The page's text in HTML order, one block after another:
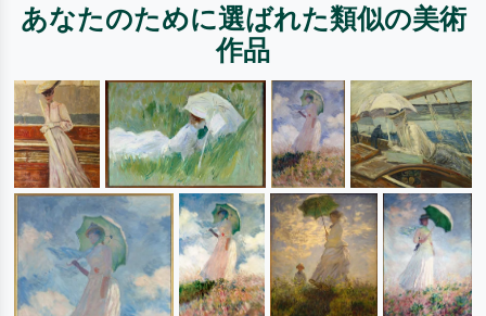
あなたのために選ばれた類似の美術
作品